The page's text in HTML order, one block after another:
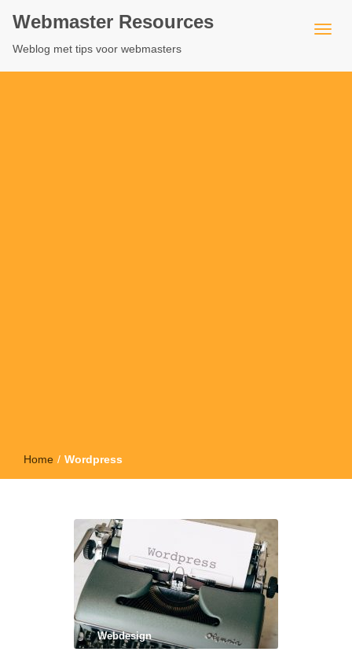
Webmaster Resources
Weblog met tips voor webmasters
Home / Wordpress
Webdesign